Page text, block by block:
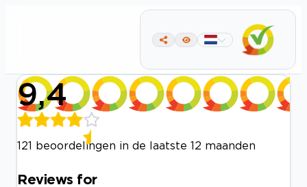
9,4
121 beoordelingen in de laatste 12 maanden
Reviews for